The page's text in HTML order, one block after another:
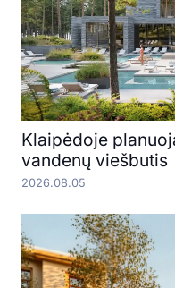
Klaipėdoje
vandenų viešbutis
2026.08.05